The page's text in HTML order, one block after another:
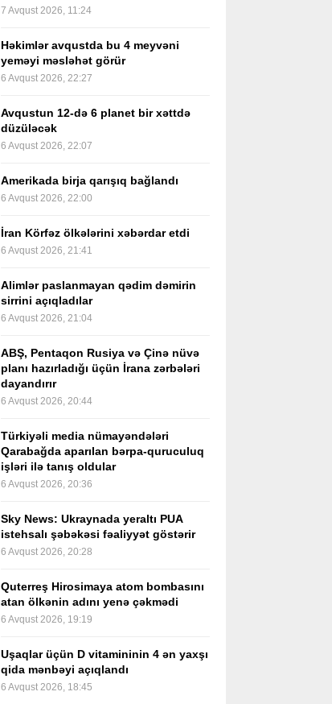
7 Avqust 2026, 11:24
Həkimlər avqustda bu 4 meyvəni
yeməyi məsləhət görür
6 Avqust 2026, 22:27
Avqustun 12-də 6 planet bir xəttdə
düzüləcək
6 Avqust 2026, 22:07
Amerikada birja qarışıq bağlandı
6 Avqust 2026, 22:00
İran Körfəz ölkələrini xəbərdar etdi
6 Avqust 2026, 21:41
Alimlər paslanmayan qədim dəmirin
sirrini açıqladılar
6 Avqust 2026, 21:04
ABŞ, Pentaqon Rusiya və Çinə nüvə
planı hazırladığı üçün İrana zərbələri
dayandırır
6 Avqust 2026, 20:44
Türkiyəli media nümayəndələri
Qarabağda aparılan bərpa-quruculuq
işləri ilə tanış oldular
6 Avqust 2026, 20:36
Sky News: Ukraynada yeraltı PUA
istehsalı şəbəkəsi fəaliyyət göstərir
6 Avqust 2026, 20:28
Quterreş Hirosimaya atom bombasını
atan ölkənin adını yenə çəkmədi
6 Avqust 2026, 19:19
Uşaqlar üçün D vitamininin 4 ən yaxşı
qida mənbəyi açıqlandı
6 Avqust 2026, 18:45